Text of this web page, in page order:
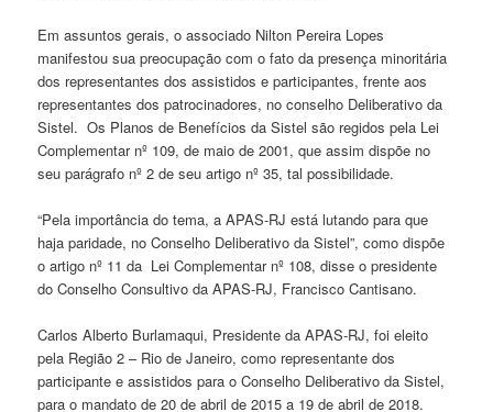
Em assuntos gerais, o associado Nilton Pereira Lopes
manifestou sua preocupação com o fato da presença minoritária
dos representantes dos assistidos e participantes, frente aos
representantes dos patrocinadores, no conselho Deliberativo da
Sistel. Os Planos de Benefícios da Sistel são regidos pela Lei
Complementar nº 109, de maio de 2001, que assim dispõe no
seu parágrafo nº 2 de seu artigo nº 35, tal possibilidade.
“Pela importância do tema, a APAS-RJ está lutando para que
haja paridade, no Conselho Deliberativo da Sistel”, como dispõe
o artigo nº 11 da Lei Complementar nº 108, disse o presidente
do Conselho Consultivo da APAS-RJ, Francisco Cantisano.
Carlos Alberto Burlamaqui, Presidente da APAS-RJ, foi eleito
pela Região 2 – Rio de Janeiro, como representante dos
participante e assistidos para o Conselho Deliberativo da Sistel,
para o mandato de 20 de abril de 2015 a 19 de abril de 2018.